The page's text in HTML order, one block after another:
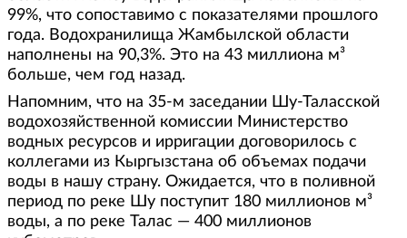
99%, что сопоставимо с показателями прошлого
года. Водохранилища Жамбылской области
наполнены на 90,3%. Это на 43 миллиона м³
больше, чем год назад.
Напомним, что на 35-м заседании Шу-Таласской
водохозяйственной комиссии Министерство
водных ресурсов и ирригации договорилось с
коллегами из Кыргызстана об объемах подачи
воды в нашу страну. Ожидается, что в поливной
период по реке Шу поступит 180 миллионов м³
воды, а по реке Талас — 400 миллионов